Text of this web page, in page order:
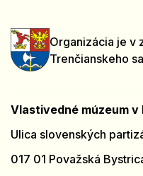
Organizácia je v
Trenčianskeho
Vlastivedné múzeum
Ulica slovenských
017 01 Považská